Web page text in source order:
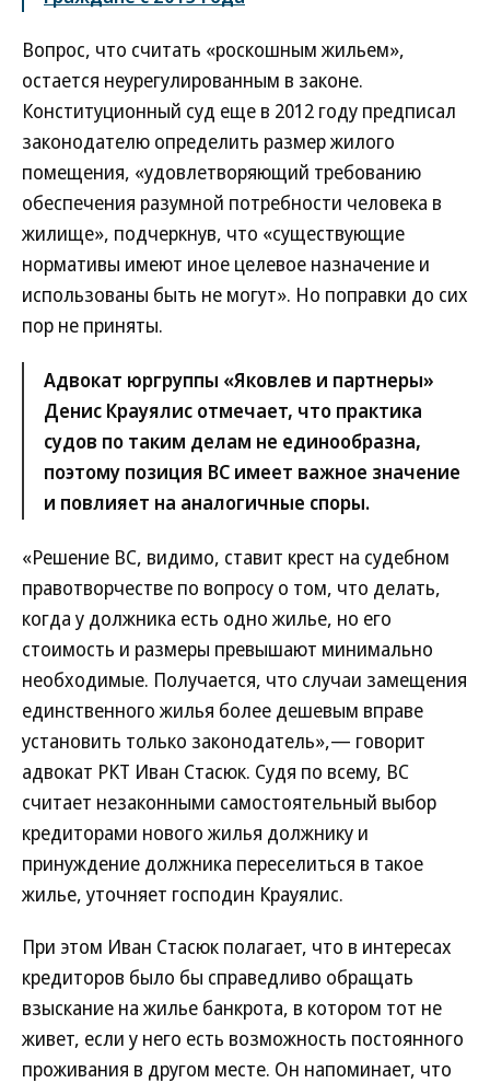
Вопрос, что считать «роскошным жильем»,
остается неурегулированным в законе.
Конституционный суд еще в 2012 году предписал
законодателю определить размер жилого
помещения, «удовлетворяющий требованию
обеспечения разумной потребности человека в
жилище», подчеркнув, что «существующие
нормативы имеют иное целевое назначение и
использованы быть не могут». Но поправки до сих
пор не приняты.
Адвокат юргруппы «Яковлев и партнеры»
Денис Крауялис отмечает, что практика
судов по таким делам не единообразна,
поэтому позиция ВС имеет важное значение
и повлияет на аналогичные споры.
«Решение ВС, видимо, ставит крест на судебном
правотворчестве по вопросу о том, что делать,
когда у должника есть одно жилье, но его
стоимость и размеры превышают минимально
необходимые. Получается, что случаи замещения
единственного жилья более дешевым вправе
установить только законодатель»,— говорит
адвокат РКТ Иван Стасюк. Судя по всему, ВС
считает незаконными самостоятельный выбор
кредиторами нового жилья должнику и
принуждение должника переселиться в такое
жилье, уточняет господин Крауялис.
При этом Иван Стасюк полагает, что в интересах
кредиторов было бы справедливо обращать
взыскание на жилье банкрота, в котором тот не
живет, если у него есть возможность постоянного
проживания в другом месте. Он напоминает, что